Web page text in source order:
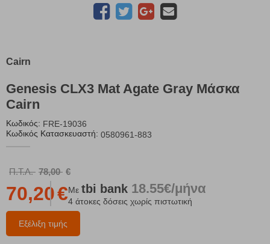
Cairn
Genesis CLX3 Mat Agate Gray Μάσκα
Cairn
Κωδικός: FRE-19036
Κωδικός Κατασκευαστή: 0580961-883
Π.Τ.Λ. 78,00 €
Εξέλιξη τιμής
70,20€Με tbi bank 18.55€/μήνα
4 άτοκες δόσεις χωρίς πιστωτική